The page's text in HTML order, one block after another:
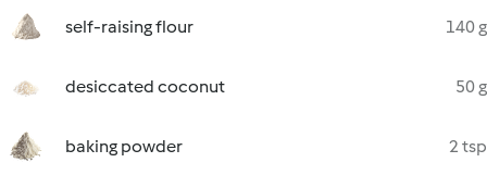
self-raising flour 140 g
desiccated coconut 50 g
baking powder 2 tsp